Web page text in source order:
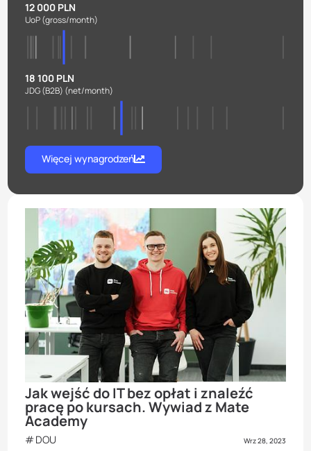
12 000 PLN
UoP(gross/month)
18 100 PLN
JDG (B2B) (net/month)
Więcej wynagrodzeń
Jak wejść do IT bez opłat i znaleźć
pracę po kursach. Wywiad z Mate
Academy
DOU Wrz 28, 2023